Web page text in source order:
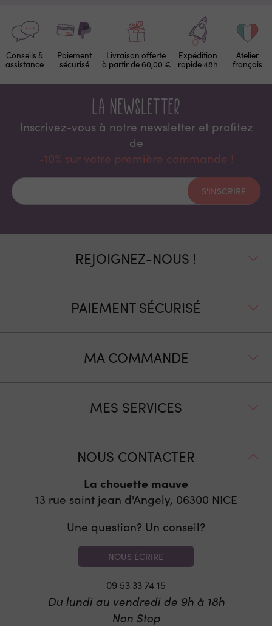
Conseils &
assistance
Paiement
sécurisé
Livraison offerte
à partir de 60,00 €
Expédition
rapide 48h
Atelier
français
La newsletter
Inscrivez-vous à notre newsletter et proﬁtez
de
-10% sur votre première commande !
S'INSCRIRE
REJOIGNEZ-NOUS !
PAIEMENT SÉCURISÉ
MA COMMANDE
MES SERVICES
NOUS CONTACTER
La chouette mauve
13 rue saint jean d'Angely, 06300 NICE
Une question? Un conseil?
NOUS ÉCRIRE
09 53 33 74 15
Du lundi au vendredi de 9h à 18h
Non Stop